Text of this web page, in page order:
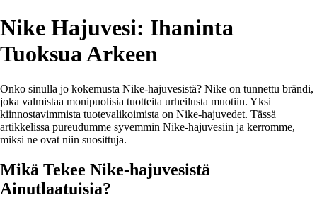
Nike Hajuvesi: Ihaninta
Tuoksua Arkeen
Onko sinulla jo kokemusta Nike-hajuvesistä? Nike on tunnettu brändi,
joka valmistaa monipuolisia tuotteita urheilusta muotiin. Yksi
kiinnostavimmista tuotevalikoimista on Nike-hajuvedet. Tässä
artikkelissa pureudumme syvemmin Nike-hajuvesiin ja kerromme,
miksi ne ovat niin suosittuja.
Mikä Tekee Nike-hajuvesistä
Ainutlaatuisia?